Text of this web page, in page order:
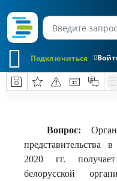
Подключиться
Вопрос:
представительства
2020 гг.
белорусской